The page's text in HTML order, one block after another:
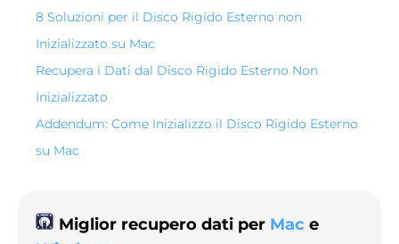
8 Soluzioni per il Disco Rigido Esterno non
Inizializzato su Mac
Recupera i Dati dal Disco Rigido Esterno Non
Inizializzato
Addendum: Come Inizializzo il Disco Rigido Esterno
su Mac
Miglior recupero dati per Mac e